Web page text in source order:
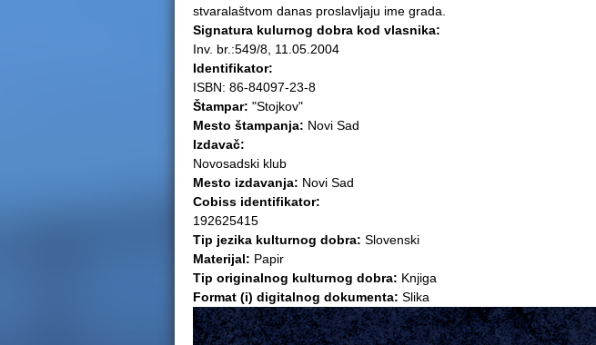
e
stvaralaštvom danas proslavljaju ime grada.
Signatura kulurnog dobra kod vlasnika:
Inv. br.:549/8, 11.05.2004
Identifikator:
ISBN: 86-84097-23-8
Štampar: "Stojkov"
Mesto štampanja: Novi Sad
Izdavač:
Novosadski klub
Mesto izdavanja: Novi Sad
Cobiss identifikator:
192625415
Tip jezika kulturnog dobra: Slovenski
Materijal: Papir
Tip originalnog kulturnog dobra: Knjiga
Format (i) digitalnog dokumenta: Slika